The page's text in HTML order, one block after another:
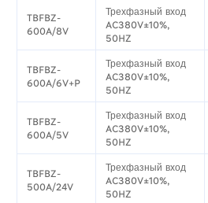
TBFBZ-
600A/8V
Трехфазный вход
AC380V±10%,
50HZ
TBFBZ-
600A/6V+P
Трехфазный вход
AC380V±10%,
50HZ
TBFBZ-
600A/5V
Трехфазный вход
AC380V±10%,
50HZ
TBFBZ-
500A/24V
Трехфазный вход
AC380V±10%,
50HZ